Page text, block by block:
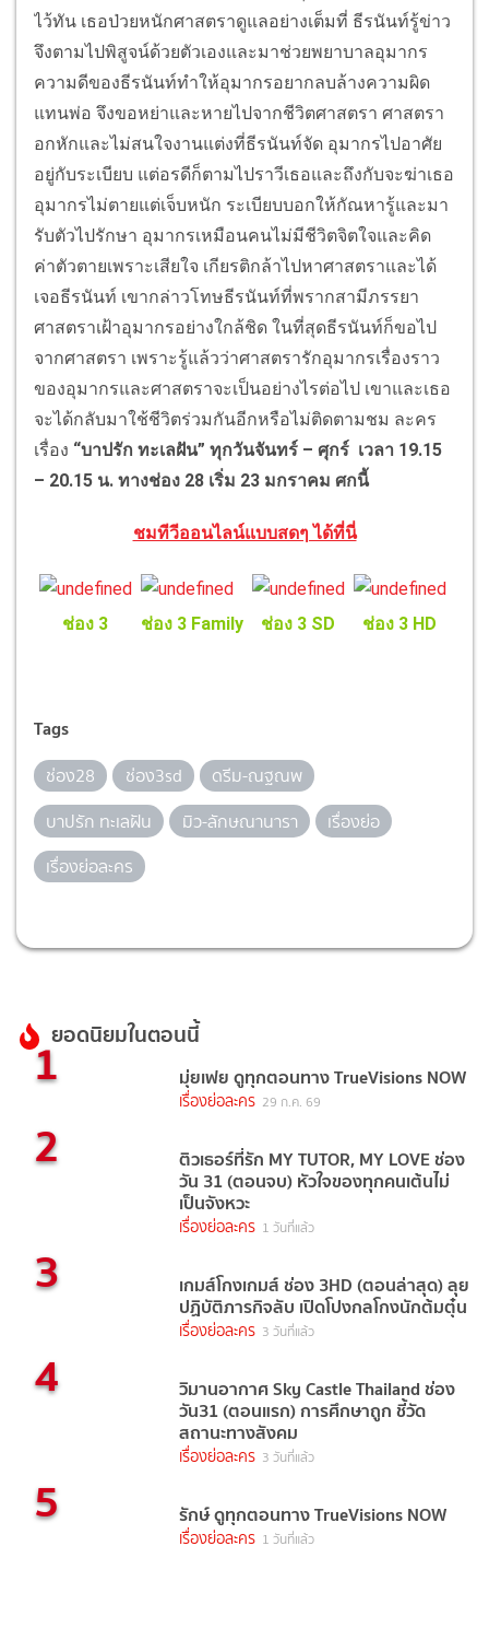
ไว้ทัน เธอป่วยหนักศาสตราดูแลอย่างเต็มที่ ธีรนันท์รู้ข่าว
จึงตามไปพิสูจน์ด้วยตัวเองและมาช่วยพยาบาลอุมากร
ความดีของธีรนันท์ทำให้อุมากรอยากลบล้างความผิด
แทนพ่อ จึงขอหย่าและหายไปจากชีวิตศาสตรา ศาสตรา
อกหักและไม่สนใจงานแต่งที่ธีรนันท์จัด อุมากรไปอาศัย
อยู่กับระเบียบ แต่อรดีก็ตามไปราวีเธอและถึงกับจะฆ่าเธอ
อุมากรไม่ตายแต่เจ็บหนัก ระเบียบบอกให้กัณหารู้และมา
รับตัวไปรักษา อุมากรเหมือนคนไม่มีชีวิตจิตใจและคิด
ค่าตัวตายเพราะเสียใจ เกียรติกล้าไปหาศาสตราและได้
เจอธีรนันท์ เขากล่าวโทษธีรนันท์ที่พรากสามีภรรยา
ศาสตราเฝ้าอุมากรอย่างใกล้ชิด ในที่สุดธีรนันท์ก็ขอไป
จากศาสตรา เพราะรู้แล้วว่าศาสตรารักอุมากรเรื่องราว
ของอุมากรและศาสตราจะเป็นอย่างไรต่อไป เขาและเธอ
จะได้กลับมาใช้ชีวิตร่วมกันอีกหรือไม่ติดตามชม ละคร
เรื่อง “บาปรัก ทะเลฝัน” ทุกวันจันทร์ – ศุกร์ เวลา 19.15
– 20.15 น. ทางช่อง 28 เริ่ม 23 มกราคม ศกนี้
ชมทีวีออนไลน์แบบสดๆ ได้ที่นี่
ช่อง 3 ช่อง 3 Family ช่อง 3 SD ช่อง 3 HD
Tags
ช่อง28 ช่อง3sd
ดรีม-ณฐณพ
บาปรัก ทะเลฝัน
มิว-ลักษณานารา
เรื่องย่อ
เรื่องย่อละคร
ยอดนิยมในตอนนี้
1 มุ่ยเฟย ดูทุกตอนทาง TrueVisions NOW
เรื่องย่อละคร 29 ก.ค. 69
2 ติวเธอร์ที่รัก MY TUTOR, MY LOVE ช่อง
วัน 31 (ตอนจบ) หัวใจของทุกคนเต้นไม่
เป็นจังหวะ
เรื่องย่อละคร 1 วันที่แล้ว
3 เกมส์โกงเกมส์ ช่อง 3HD (ตอนล่าสุด) ลุย
ปฏิบัติภารกิจลับ เปิดโปงกลโกงนักต้มตุ๋น
เรื่องย่อละคร 3 วันที่แล้ว
4 วิมานอากาศ Sky Castle Thailand ช่อง
วัน31 (ตอนแรก) การศึกษาถูก ชี้วัด
สถานะทางสังคม
เรื่องย่อละคร 3 วันที่แล้ว
5 รักษ์ ดูทุกตอนทาง TrueVisions NOW
เรื่องย่อละคร 1 วันที่แล้ว